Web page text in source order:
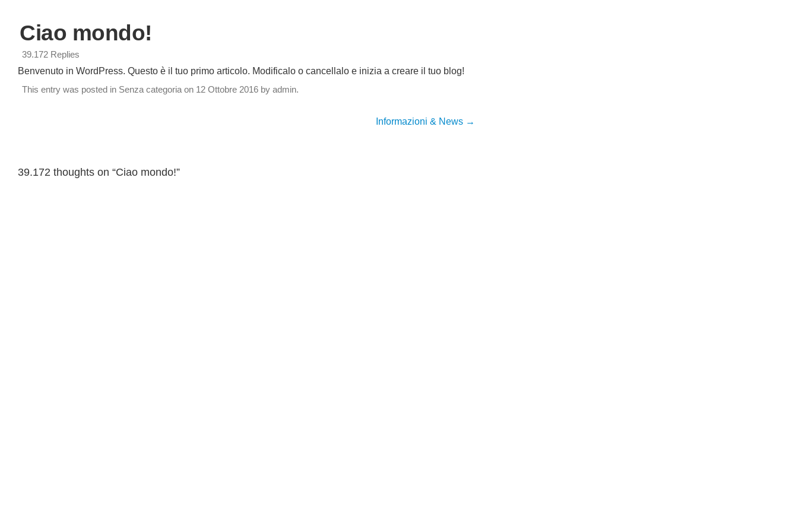
Ciao mondo!
39.172 Replies
Benvenuto in WordPress. Questo è il tuo primo articolo. Modificalo o cancellalo e inizia a creare il tuo blog!
This entry was posted in Senza categoriaon 12 Ottobre 2016 by admin.
Informazioni & News →
39.172 thoughts on “Ciao mondo!”